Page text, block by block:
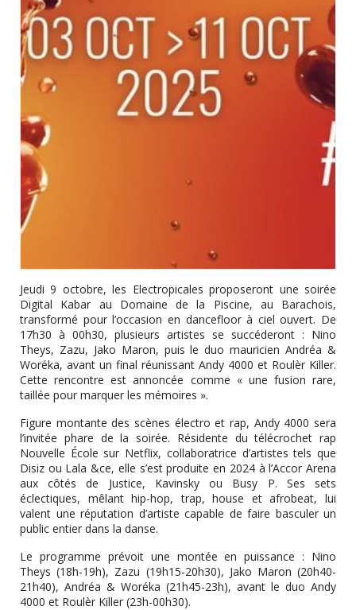
Jeudi 9 octobre, les Electropicales proposeront une soirée
Digital Kabar au Domaine de la Piscine, au Barachois,
transformé pour l’occasion en dancefloor à ciel ouvert. De
17h30 à 00h30, plusieurs artistes se succéderont : Nino
Theys, Zazu, Jako Maron, puis le duo mauricien Andréa &
Woréka, avant un final réunissant Andy 4000 et Roulèr Killer.
Cette rencontre est annoncée comme « une fusion rare,
taillée pour marquer les mémoires ».
Figure montante des scènes électro et rap, Andy 4000 sera
l’invitée phare de la soirée. Résidente du télécrochet rap
Nouvelle École sur Netflix, collaboratrice d’artistes tels que
Disiz ou Lala &ce, elle s’est produite en 2024 à l’Accor Arena
aux côtés de Justice, Kavinsky ou Busy P. Ses sets
éclectiques, mêlant hip-hop, trap, house et afrobeat, lui
valent une réputation d’artiste capable de faire basculer un
public entier dans la danse.
Le programme prévoit une montée en puissance : Nino
Theys (18h-19h), Zazu (19h15-20h30), Jako Maron (20h40-
21h40), Andréa & Woréka (21h45-23h), avant le duo Andy
4000 et Roulèr Killer (23h-00h30).